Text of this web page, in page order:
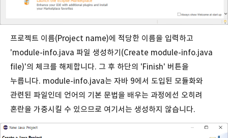
프로젝트 이름(Project name)에 적당한 이름을 입력하고
'module-info.java 파일 생성하기(Create module-info.java
file)'의 체크를 해제합니다. 그 후 하단의 'Finish' 버튼을
누릅니다. module-info.java는 자바 9에서 도입된 모듈화와
관련된 파일인데 언어의 기본 문법을 배우는 과정에선 오히려
혼란을 가중시킬 수 있으므로 여기서는 생성하지 않습니다.